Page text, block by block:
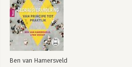
Ben van Hamersveld